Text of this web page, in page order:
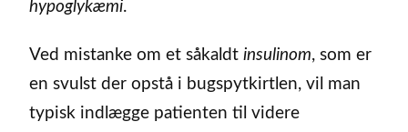
hypoglykæmi.
Ved mistanke om et såkaldt insulinom, som er
en svulst der opstå i bugspytkirtlen, vil man
typisk indlægge patienten til videre